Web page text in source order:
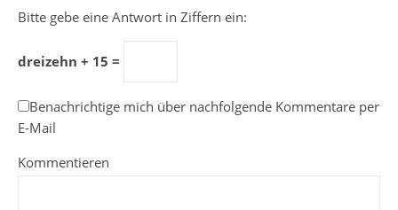
Bitte gebe eine Antwort in Ziffern ein:
dreizehn + 15 =
Benachrichtige mich über nachfolgende Kommentare per
E-Mail
Kommentieren